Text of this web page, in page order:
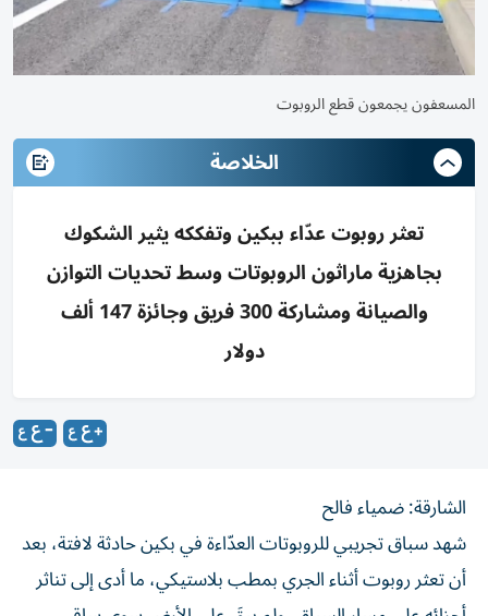
المطب يبعثر أجزاء العداء التقني
الخلاصة
تعثر روبوت عدّاء ببكين وتفككه يثير الشكوك
بجاهزية ماراثون الروبوتات وسط تحديات التوازن
والصيانة ومشاركة 300 فريق وجائزة 147 ألف
دولار
الشارقة: ضمياء فالح
شهد سباق تجريبي للروبوتات العدّاءة في بكين حادثة لافتة، بعد
أن تعثر روبوت أثناء الجري بمطب بلاستيكي، ما أدى إلى تناثر